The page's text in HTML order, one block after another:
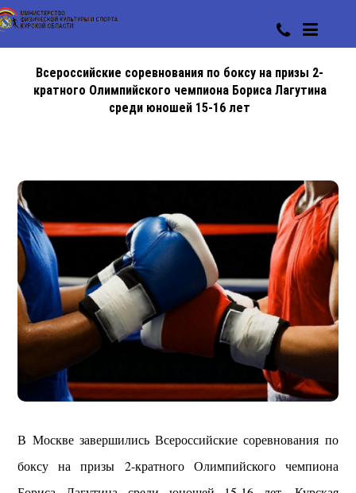
Всероссийские соревнования по боксу на призы 2-
кратного Олимпийского чемпиона Бориса Лагутина
среди юношей 15-16 лет
В Москве завершились Всероссийские соревнования по
боксу на призы 2-кратного Олимпийского чемпиона